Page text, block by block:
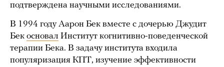
подтверждена научными исследованиями.
В 1994 году Аарон Бек вместе с дочерью Джудит
Бек основал Институт когнитивно-поведенческой
терапии Бека. В задачу института входила
популяризация КПТ, изучение эффективности